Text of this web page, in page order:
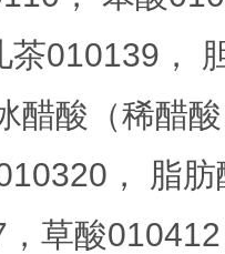
茶010139，
醋酸（稀醋
， 脂
草酸